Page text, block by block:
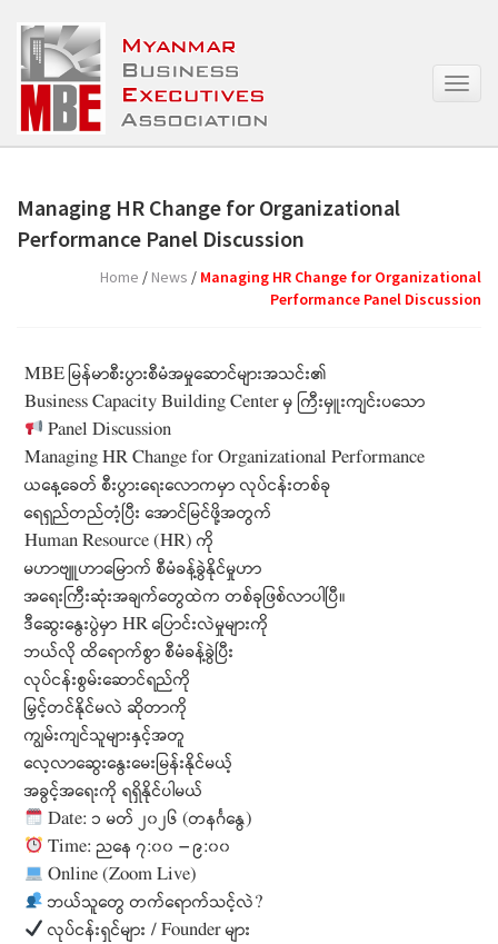
T
g
i
g
Managing HR Change for Organizational
Performance Panel Discussion
Home / News / Managing HR Change for Organizational
Performance Panel Discussion
MBE မြန်မာစီးပွားစီမံအမှုဆောင်များအသင်း၏
Business Capacity Building Center မှ ကြီးမှူးကျင်းပသော
Panel Discussion
Managing HR Change for Organizational Performance
ယနေ့ခေတ် စီးပွားရေးလောကမှာ လုပ်ငန်းတစ်ခု
ရေရှည်တည်တံ့ပြီး အောင်မြင်ဖို့အတွက်
Human Resource (HR) ကို
မဟာဗျူဟာမြောက် စီမံခန့်ခွဲနိုင်မှုဟာ
အရေးကြီးဆုံးအချက်တွေထဲက တစ်ခုဖြစ်လာပါပြီ။
ဒီဆွေးနွေးပွဲမှာ HR ပြောင်းလဲမှုများကို
ဘယ်လို ထိရောက်စွာ စီမံခန့်ခွဲပြီး
လုပ်ငန်းစွမ်းဆောင်ရည်ကို
မြှင့်တင်နိုင်မလဲ ဆိုတာကို
ကျွမ်းကျင်သူများနှင့်အတူ
လေ့လာဆွေးနွေးမေးမြန်းနိုင်မယ့်
အခွင့်အရေးကို ရရှိနိုင်ပါမယ်
Date: ၁ မတ် ၂၀၂၆ (တနင်္ဂနွေ)
Time: ညနေ ၇:၀၀ – ၉:၀၀
Online (Zoom Live)
ဘယ်သူတွေ တက်ရောက်သင့်လဲ?
လုပ်ငန်းရှင်များ / Founder များ